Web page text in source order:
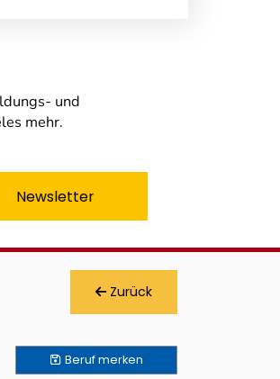
und
mehr.
Newsletter
Zurück
Berufmerken